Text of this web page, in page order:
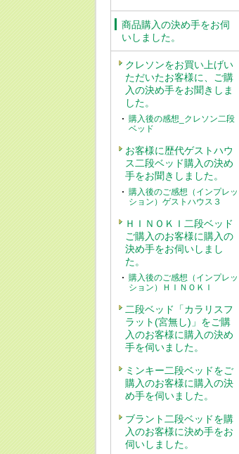
商品購入の決め手をお伺
いしました。
クレソンをお買い上げい
ただいたお客様に、ご購
入の決め手をお聞きしま
した。
購入後の感想_クレソン二段
ベッド
お客様に歴代ゲストハウ
ス二段ベッド購入の決め
手をお聞きしました。
購入後のご感想（インプレッ
ション）ゲストハウス３
ＨＩＮＯＫＩ二段ベッド
ご購入のお客様に購入の
決め手をお伺いしまし
た。
購入後のご感想（インプレッ
ション）ＨＩＮＯＫＩ
二段ベッド「カラリスフ
ラット(宮無し)」をご購
入のお客様に購入の決め
手を伺いました。
ミンキー二段ベッドをご
購入のお客様に購入の決
め手を伺いました。
ブラント二段ベッドを購
入のお客様に決め手をお
伺いしました。